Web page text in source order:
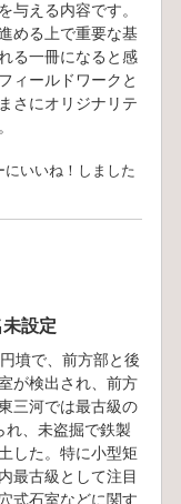
与える内容です。
める上で重要な基
る一冊になると感
ィールドワークと
さにオリジナリテ
いいね！しました
設定
墳で、前方部と後
が検出され、前方
三河では最古級の
れ、未盗掘で鉄製
した。特に小型矩
最古級として注目
式石室などに関す